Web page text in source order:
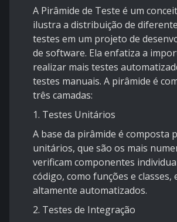
A Pirâmide de Teste é um
ilustra a distribuição de
testes em um projeto de
de software. Ela enfatiza a
realizar mais testes
testes manuais. A pirâmide é
três camadas:
1. Testes Unitários
A base da pirâmide é composta
unitários, que são os mais
verificam componentes
código, como funções e classes,
altamente automatizados.
2. Testes de Integração